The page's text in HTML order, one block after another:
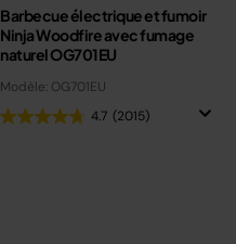
Barbecue électrique et fumoir
Ninja Woodfire avec fumage
naturel OG701EU
Modèle: OG701EU
4.7 (2015)